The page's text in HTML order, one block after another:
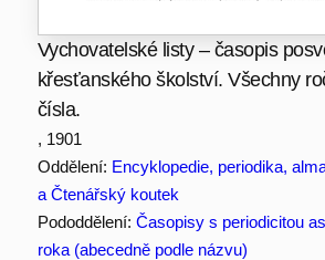
Vychovatelské listy – časopis
křesťanského školství. Všechny
čísla.
, 1901
Oddělení: Encyklopedie, periodika,
a Čtenářský koutek
Pododdělení: Časopisy s periodicitou
roka (abecedně podle názvu)